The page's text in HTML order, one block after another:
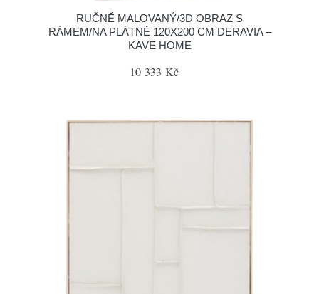
RUČNĚ MALOVANÝ/3D OBRAZ S
RÁMEM/NA PLÁTNĚ 120X200 CM DERAVIA –
KAVE HOME
10 333 Kč